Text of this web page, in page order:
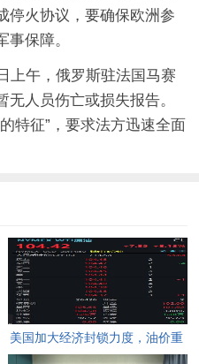
停火协议，要确保欧洲参
保障。
午，俄罗斯驻法国马赛
人员伤亡或损失报告。
特征”，要求法方迅速全面
美国加大经济封锁力度，油价重